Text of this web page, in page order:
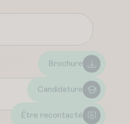
Brochure
Candidature
Être recontacté